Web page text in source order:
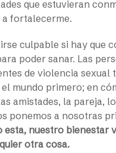
que estuvieran
a fortalecerme.
culpable si hay que
poder sanar. Las
de violencia sexual
mundo primero; en
amistades, la pareja,
ponemos a nosotras
esta, nuestro bienestar
otra cosa.